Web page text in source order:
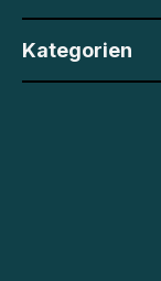
Kategorien